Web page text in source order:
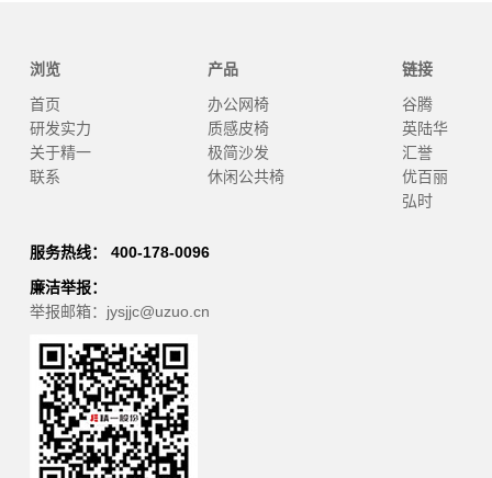
浏览
首页
研发实力
关于精一
联系
产品
办公网椅
质感皮椅
极简沙发
休闲公共椅
链接
谷腾
英陆华
汇誉
优百丽
弘时
服务热线： 400-178-0096
廉洁举报：
举报邮箱：jysjjc@uzuo.cn